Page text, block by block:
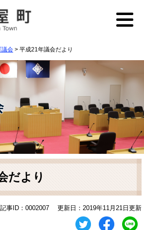
議会 > 平成21年議会だより
だより
記事ID：0002007 更新日：2019年11月21日更新